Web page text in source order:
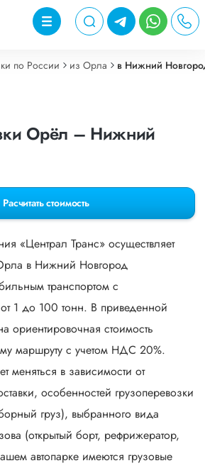
по России из Орла в Нижний
Орёл – Нижний
Расчитать стоимость
«Централ Транс» осуществляет
в Нижний Новгород
транспортом с
1 до 100 тонн. В приведенной
ориентировочная стоимость
маршруту с учетом НДС 20%.
меняться в зависимости от
особенностей грузоперевозки
груз), выбранного вида
(открытый борт, рефрижератор,
автопарке имеются грузовые